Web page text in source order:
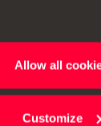
Allow all
Customize
διαθέσιμο